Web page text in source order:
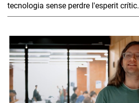
tecnologia sense perdre l'esperit crític.